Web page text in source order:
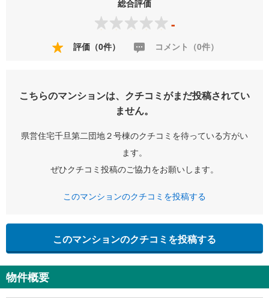
総合評価
-
評価（0件） コメント（0件）
こちらのマンションは、クチコミがまだ投稿されてい
ません。
県営住宅千旦第二団地２号棟のクチコミを待っている方がい
ます。
ぜひクチコミ投稿のご協力をお願いします。
このマンションのクチコミを投稿する
このマンションのクチコミを投稿する
物件概要